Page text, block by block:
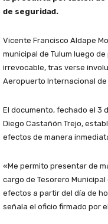
de seguridad.
Vicente Francisco Aldape
municipal de Tulum luego
irrevocable, tras verse
Aeropuerto Internacional de
El documento, fechado el 3
Diego Castañón Trejo,
efectos de manera
«Me permito presentar de
cargo de Tesorero
efectos a partir del día de
señala el oficio firmado por